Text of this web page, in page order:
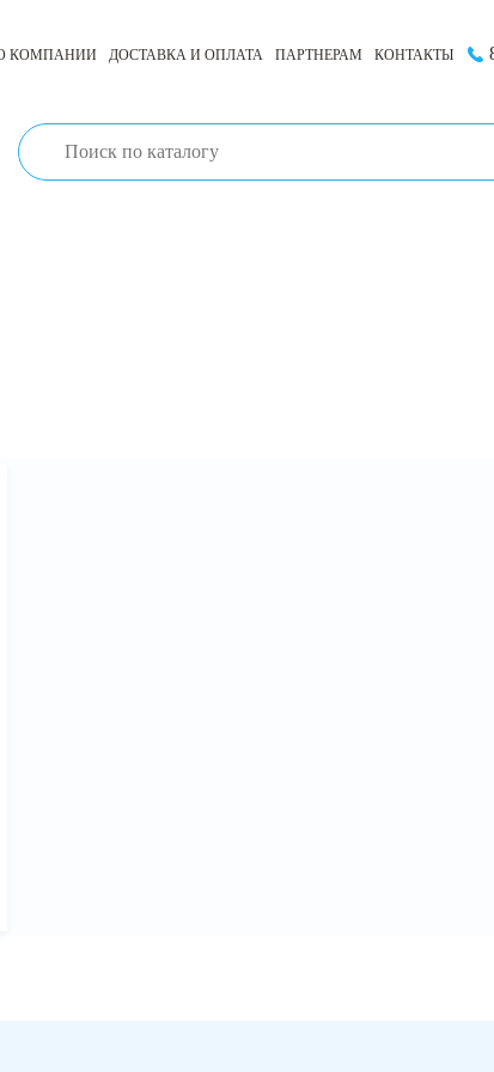
КОМПАНИИ ДОСТАВКА И ОПЛАТА ПАРТНЕРАМ КОНТАКТЫ